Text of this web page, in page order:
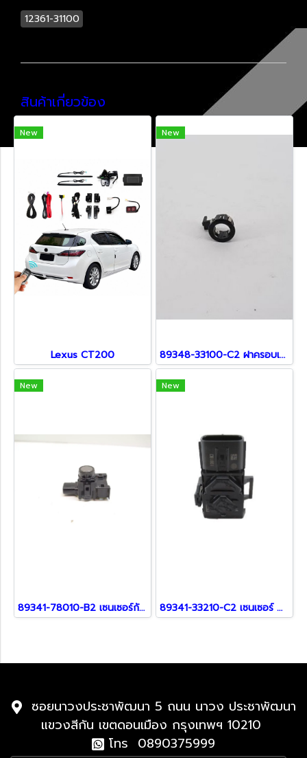
12361-31100
สินค้าเกี่ยวข้อง
New
Lexus CT200
New
89348-33100-C2 ฝาครอบเซ็นเซอร์ สำหรับ Lexus
New
89341-78010-B2 เซนเซอร์กันชน สำหรับรถ Lexus
New
89341-33210-C2 เซนเซอร์ สำหรับ Lexus
ซอยนาวงประชาพัฒนา 5 ถนน นาวง ประชาพัฒนา
แขวงสีกัน เขตดอนเมือง กรุงเทพฯ 10210
โทร 0890375999